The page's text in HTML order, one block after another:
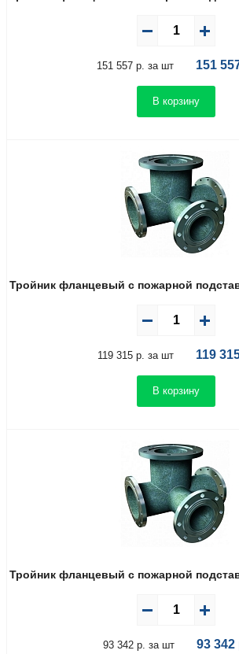
151 557 р. за шт 151
В корзину
Тройник фланцевый с пожарной
119 315 р. за шт 119
В корзину
Тройник фланцевый с пожарной
93 342 р. за шт 93 342